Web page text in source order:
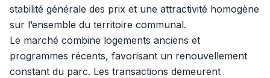
stabilité générale des prix et une attractivité homogène
sur l’ensemble du territoire communal.
Le marché combine logements anciens et
programmes récents, favorisant un renouvellement
constant du parc. Les transactions demeurent